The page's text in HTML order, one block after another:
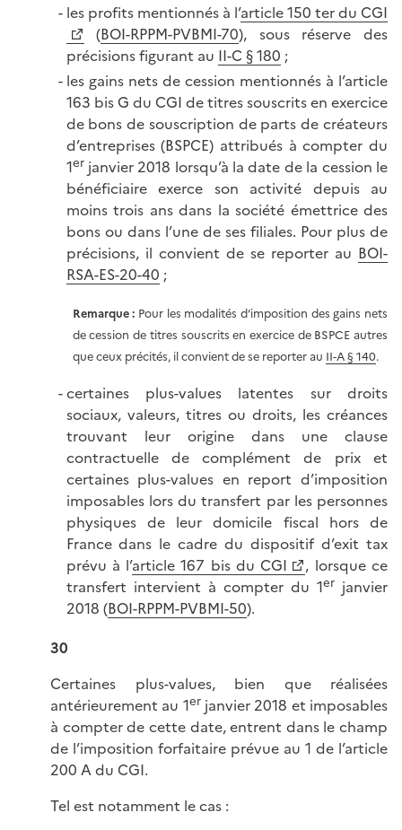
les profits mentionnés à l’article 150 ter du CGI
(BOI-RPPM-PVBMI-70), sous réserve des
précisions figurant au II-C § 180 ;
les gains nets de cession mentionnés à l’article
163 bis G du CGI de titres souscrits en exercice
de bons de souscription de parts de créateurs
d’entreprises (BSPCE) attribués à compter du
1erjanvier 2018 lorsqu’à la date de la cession le
bénéficiaire exerce son activité depuis au
moins trois ans dans la société émettrice des
bons ou dans l’une de ses filiales. Pour plus de
précisions, il convient de se reporter au BOI-
RSA-ES-20-40 ;
Remarque : Pour les modalités d’imposition des gains nets
de cession de titres souscrits en exercice de BSPCE autres
que ceux précités, il convient de se reporter au II-A § 140.
certaines plus-values latentes sur droits
sociaux, valeurs, titres ou droits, les créances
trouvant leur origine dans une clause
contractuelle de complément de prix et
certaines plus-values en report d’imposition
imposables lors du transfert par les personnes
physiques de leur domicile fiscal hors de
France dans le cadre du dispositif d’exit tax
prévu à l’article 167 bis du CGI
, lorsque ce
transfert intervient à compter du 1erjanvier
2018 (BOI-RPPM-PVBMI-50).
30
Certaines plus-values, bien que réalisées
antérieurement au 1erjanvier 2018 et imposables
à compter de cette date, entrent dans le champ
de l’imposition forfaitaire prévue au 1 de l’article
200 A du CGI.
Tel est notamment le cas :